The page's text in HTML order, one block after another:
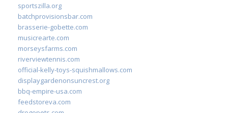
sportszilla.org
batchprovisionsbar.com
brasserie-gobette.com
musicrearte.com
morseysfarms.com
riverviewtennis.com
official-kelly-toys-squishmallows.com
displaygardenonsuncrest.org
bbq-empire-usa.com
feedstoreva.com